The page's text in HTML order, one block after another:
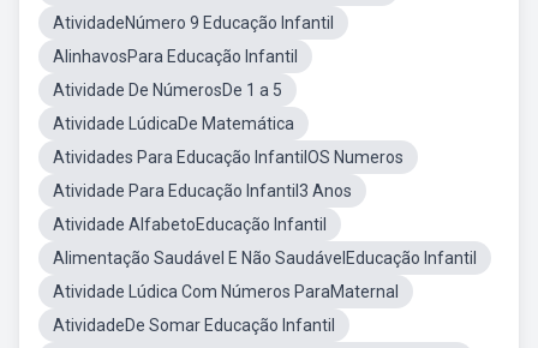
AtividadeNúmero 9 Educação Infantil
AlinhavosPara Educação Infantil
Atividade De NúmerosDe 1 a 5
Atividade LúdicaDe Matemática
Atividades Para Educação InfantilOS Numeros
Atividade Para Educação Infantil3 Anos
Atividade AlfabetoEducação Infantil
Alimentação Saudável E Não SaudávelEducação Infantil
Atividade Lúdica Com Números ParaMaternal
AtividadeDe Somar Educação Infantil